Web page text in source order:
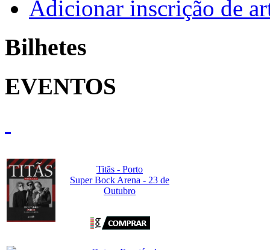
Adicionar inscrição de
Bilhetes
EVENTOS
Titãs - Porto
Super Bock Arena - 23 de
Outubro